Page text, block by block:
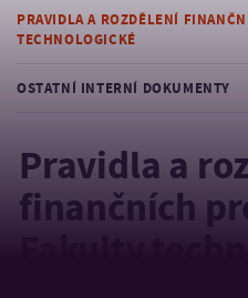
PRAVIDLA A ROZDĚLENÍ
TECHNOLOGICKÉ
OSTATNÍ INTERNÍ DOKUMENTY
Pravidla a
finančních